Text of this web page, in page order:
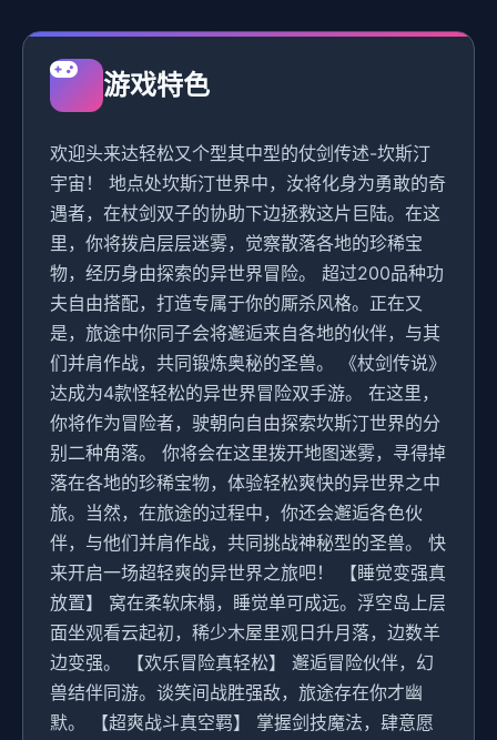
游戏特色
欢迎头来达轻松又个型其中型的仗剑传述-坎斯汀
宇宙！ 地点处坎斯汀世界中，汝将化身为勇敢的奇
遇者，在杖剑双子的协助下边拯救这片巨陆。在这
里，你将拨启层层迷雾，觉察散落各地的珍稀宝
物，经历身由探索的异世界冒险。 超过200品种功
夫自由搭配，打造专属于你的厮杀风格。正在又
是，旅途中你同子会将邂逅来自各地的伙伴，与其
们并肩作战，共同锻炼奥秘的圣兽。 《杖剑传说》
达成为4款怪轻松的异世界冒险双手游。 在这里，
你将作为冒险者，驶朝向自由探索坎斯汀世界的分
别二种角落。 你将会在这里拨开地图迷雾，寻得掉
落在各地的珍稀宝物，体验轻松爽快的异世界之中
旅。当然，在旅途的过程中，你还会邂逅各色伙
伴，与他们并肩作战，共同挑战神秘型的圣兽。 快
来开启一场超轻爽的异世界之旅吧！ 【睡觉变强真
放置】 窝在柔软床榻，睡觉单可成远。浮空岛上层
面坐观看云起初，稀少木屋里观日升月落，边数羊
边变强。 【欢乐冒险真轻松】 邂逅冒险伙伴，幻
兽结伴同游。谈笑间战胜强敌，旅途存在你才幽
默。 【超爽战斗真空羁】 掌握剑技魔法，肆意愿